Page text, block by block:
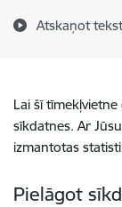
Atskaņot
Lai šī
sīkdatnes. Ar
izmantotas
Pielāgot